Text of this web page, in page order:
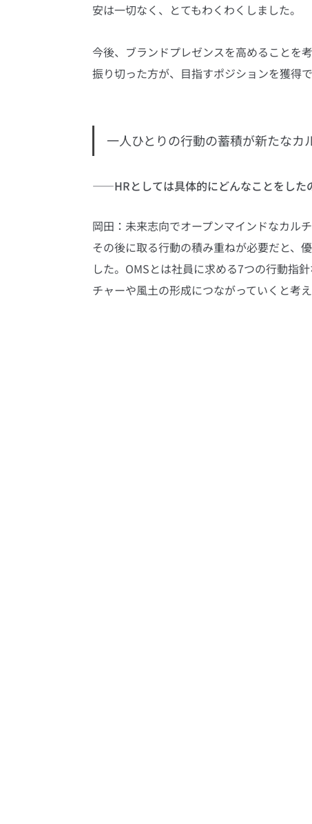
安は一切なく、とてもわくわくしました。
今後、ブランドプレゼンスを高めることを
振り切った方が、目指すポジションを獲得
一人ひとりの行動の蓄積が新たなカ
――HRとしては具体的にどんなことをした
岡田：未来志向でオープンマインドなカル
その後に取る行動の積み重ねが必要だと、
した。OMSとは社員に求める7つの行動指
チャーや風土の形成につながっていくと考え